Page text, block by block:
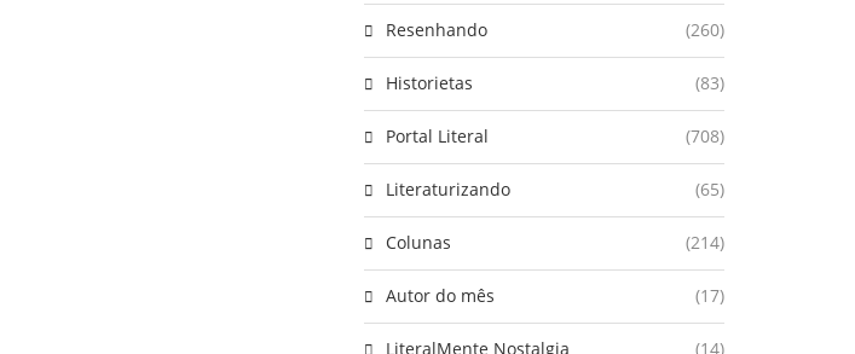
Resenhando (260)
Historietas (83)
Portal Literal (708)
Literaturizando (65)
Colunas (214)
Autor do mês (17)
LiteralMente Nostalgia (14)